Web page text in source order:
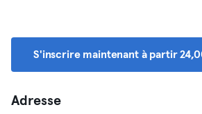
S'inscrire maintenant à partir
Adresse